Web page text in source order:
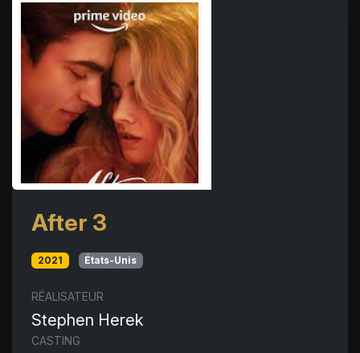
After 3
2021 États-Unis
RÉALISATEUR
Stephen Herek
CASTING